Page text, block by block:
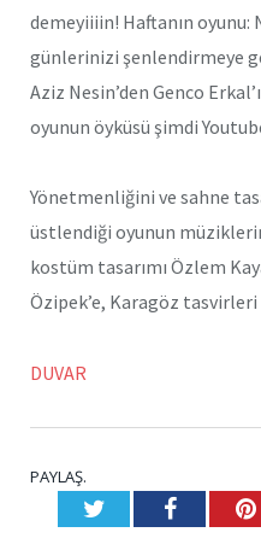
demeyiiiin! Haftanın oyunu:
günlerinizi şenlendirmeye
Aziz Nesin’den Genco
oyunun öyküsü şimdi
Yönetmenliğini ve sahne
üstlendiği oyunun
kostüm tasarımı Özlem
Özipek’e, Karagöz tasvirleri
DUVAR
PAYLAŞ.
TwitterFacebook